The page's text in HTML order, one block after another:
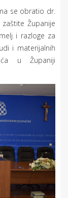
se obratio dr.
Županije
i razloge za
i materijalnih
u Županiji